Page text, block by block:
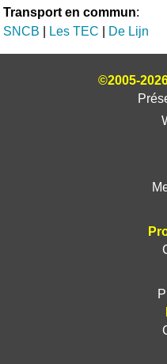
Transport en commun:
SNCB
Les TEC De Lijn
©2005-